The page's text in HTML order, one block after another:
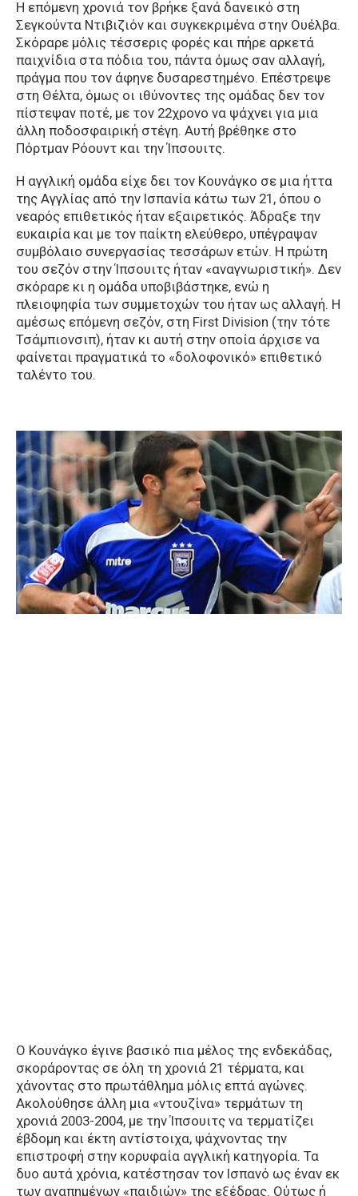
Η επόμενη χρονιά τον βρήκε ξανά δανεικό στη
Σεγκούντα Ντιβιζιόν και συγκεκριμένα στην Ουέλβα.
Σκόραρε μόλις τέσσερις φορές και πήρε αρκετά
παιχνίδια στα πόδια του, πάντα όμως σαν αλλαγή,
πράγμα που τον άφηνε δυσαρεστημένο. Επέστρεψε
στη Θέλτα, όμως οι ιθύνοντες της ομάδας δεν τον
πίστεψαν ποτέ, με τον 22χρονο να ψάχνει για μια
άλλη ποδοσφαιρική στέγη. Αυτή βρέθηκε στο
Πόρτμαν Ρόουντ και την Ίπσουιτς.
Η αγγλική ομάδα είχε δει τον Κουνάγκο σε μια ήττα
της Αγγλίας από την Ισπανία κάτω των 21, όπου ο
νεαρός επιθετικός ήταν εξαιρετικός. Άδραξε την
ευκαιρία και με τον παίκτη ελεύθερο, υπέγραψαν
συμβόλαιο συνεργασίας τεσσάρων ετών. Η πρώτη
του σεζόν στην Ίπσουιτς ήταν «αναγνωριστική». Δεν
σκόραρε κι η ομάδα υποβιβάστηκε, ενώ η
πλειοψηφία των συμμετοχών του ήταν ως αλλαγή. Η
αμέσως επόμενη σεζόν, στη First Division (την τότε
Τσάμπιονσιπ), ήταν κι αυτή στην οποία άρχισε να
φαίνεται πραγματικά το «δολοφονικό» επιθετικό
ταλέντο του.
Ο Κουνάγκο έγινε βασικό πια μέλος της ενδεκάδας,
σκοράροντας σε όλη τη χρονιά 21 τέρματα, και
χάνοντας στο πρωτάθλημα μόλις επτά αγώνες.
Ακολούθησε άλλη μια «ντουζίνα» τερμάτων τη
χρονιά 2003-2004, με την Ίπσουιτς να τερματίζει
έβδομη και έκτη αντίστοιχα, ψάχνοντας την
επιστροφή στην κορυφαία αγγλική κατηγορία. Τα
δυο αυτά χρόνια, κατέστησαν τον Ισπανό ως έναν εκ
των αγαπημένων «παιδιών» της εξέδρας. Ούτως ή